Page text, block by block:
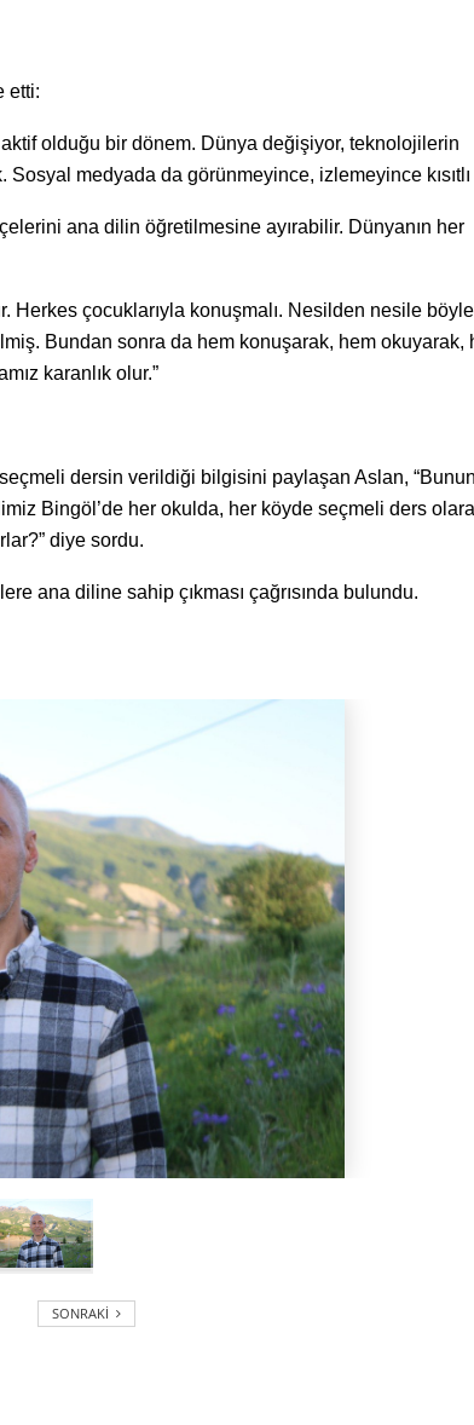
etti:
olduğu bir dönem. Dünya değişiyor, teknolojilerin
medyada da görünmeyince, izlemeyince kısıtlı
ana dilin öğretilmesine ayırabilir. Dünyanın her
Herkes çocuklarıyla konuşmalı. Nesilden nesile böyle
Bundan sonra da hem konuşarak, hem okuyarak,
karanlık olur.”
dersin verildiği bilgisini paylaşan Aslan, “Bunun
Bingöl’de her okulda, her köyde seçmeli ders
diye sordu.
ana diline sahip çıkması çağrısında bulundu.
SONRAKI